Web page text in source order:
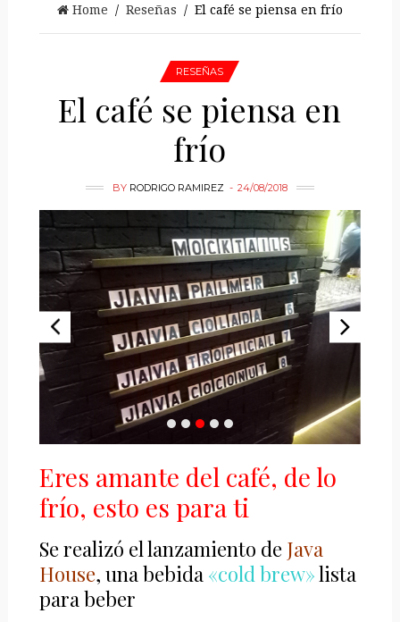
Home / Reseñas / El café se piensa en frío
RESEÑAS
El café se piensa en
frío
BY RODRIGO RAMIREZ 24/08/2018
Eres amante del café, de lo
frío, esto es para ti
Se realizó el lanzamiento de Java
House, una bebida «cold brew»lista
para beber